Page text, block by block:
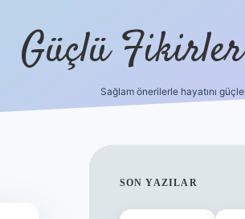
Güçlü
Sağlam önerilerle hayatını
SIDEBAR
SON YAZILAR